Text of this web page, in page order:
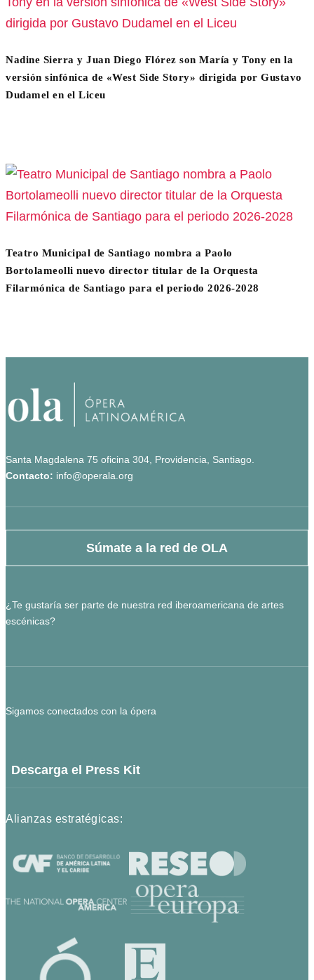
Nadine Sierra y Juan Diego Flórez son María y Tony en la
versión sinfónica de «West Side Story» dirigida por Gustavo
Dudamel en el Liceu
Teatro Municipal de Santiago nombra a Paolo
Bortolameolli nuevo director titular de la Orquesta
Filarmónica de Santiago para el periodo 2026-2028
Santa Magdalena 75 oficina 304, Providencia, Santiago.
Contacto: info@operala.org
Súmate a la red de OLA
¿Te gustaría ser parte de nuestra red iberoamericana de artes
escénicas?
Sigamos conectados con la ópera
Descarga el Press Kit
Alianzas estratégicas: